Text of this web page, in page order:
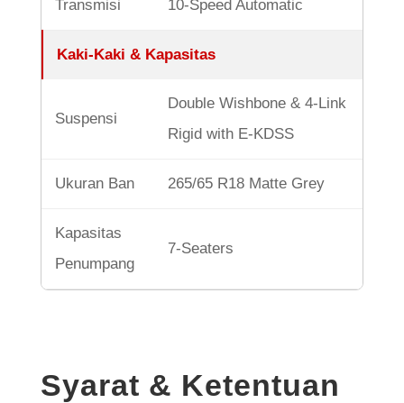
Transmisi 10-Speed Automatic
Kaki-Kaki & Kapasitas
Suspensi
Double Wishbone & 4-Link
Rigid with E-KDSS
Ukuran Ban 265/65 R18 Matte Grey
Kapasitas
Penumpang
7-Seaters
Syarat & Ketentuan